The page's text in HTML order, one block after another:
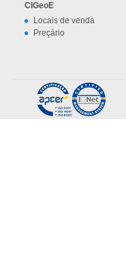
CIGeoE
Locais de venda
Preçário